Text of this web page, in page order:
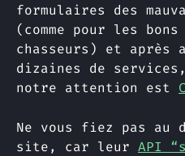
formulaires des
(comme pour les
chasseurs) et après
dizaines de
notre attention est
Ne vous fiez pas au
site, car leur API